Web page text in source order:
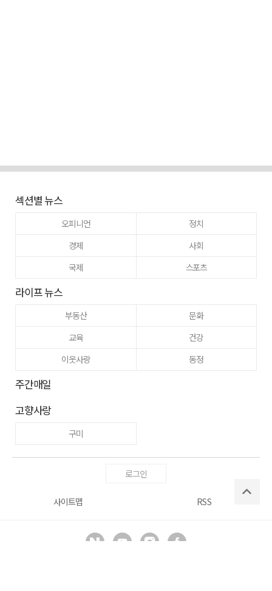
섹션별 뉴스
오피니언
정치
경제
사회
국제
스포츠
라이프 뉴스
부동산
문화
교육
건강
이웃사랑
동정
주간매일
고향사랑
구미
로그인
사이트맵 RSS